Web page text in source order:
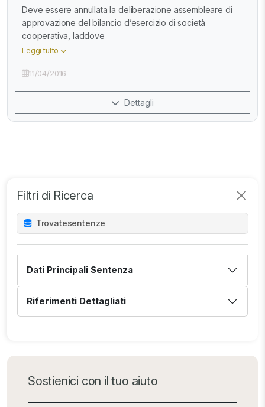
Filtri di Ricerca
Trovatesentenze
Dati Principali Sentenza
Riferimenti Dettagliati
Sostienici con il tuo aiuto
Deve essere annullata la deliberazione assembleare di
approvazione del bilancio d’esercizio di società
cooperativa, laddove
Leggi tutto
11/04/2016
Dettagli